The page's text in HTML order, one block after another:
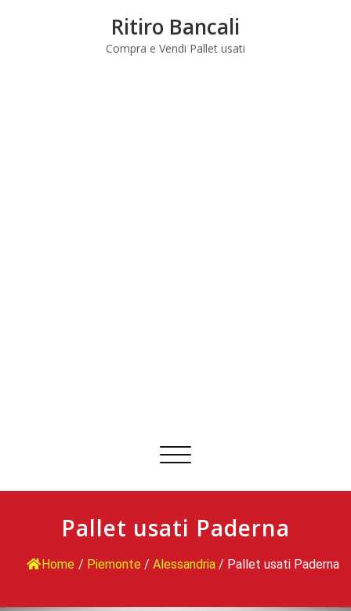
Ritiro Bancali
Compra e Vendi Pallet usati
Commuta
Pallet usati Paderna
Home / Piemonte / Alessandria / Pallet usati Paderna